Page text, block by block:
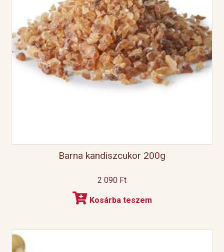
Barna kandiszcukor 200g
2 090 Ft
Kosárba teszem